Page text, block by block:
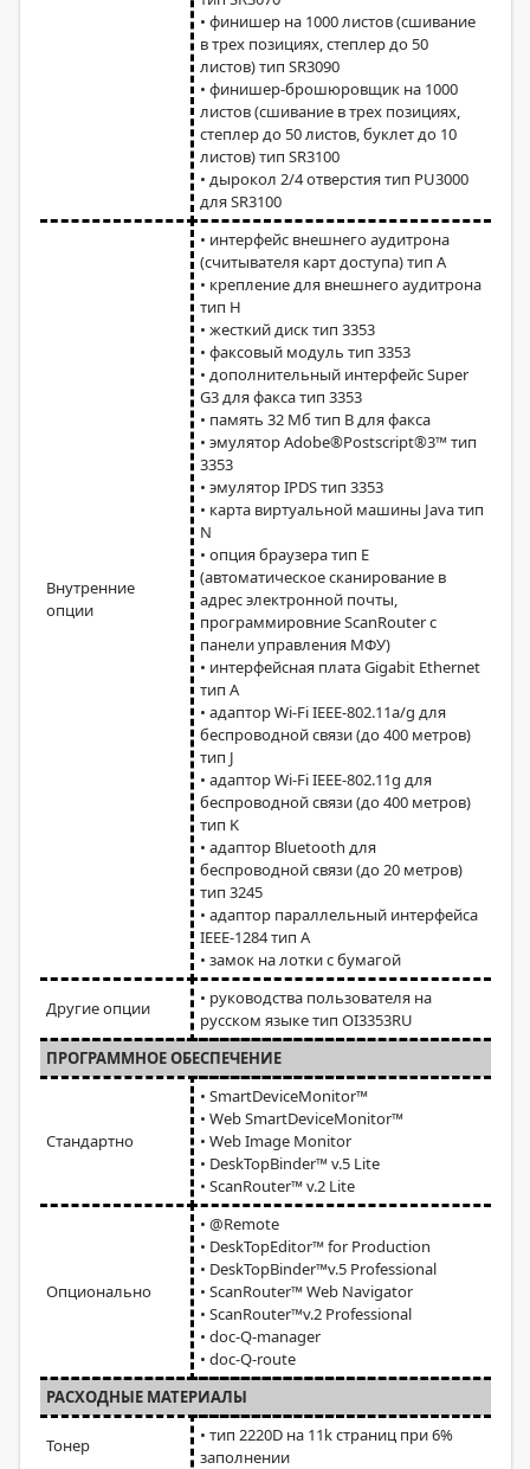
• финишер на 1000 листов (сшивание
в трех позициях, степлер до 50
листов) тип SR3090
• финишер-брошюровщик на 1000
листов (сшивание в трех позициях,
степлер до 50 листов, буклет до 10
листов) тип SR3100
• дырокол 2/4 отверстия тип PU3000
для SR3100
Внутренние
опции
• интерфейс внешнего аудитрона
(считывателя карт доступа) тип A
• крепление для внешнего аудитрона
тип H
• жесткий диск тип 3353
• факсовый модуль тип 3353
• дополнительный интерфейс Super
G3 для факса тип 3353
• память 32 Мб тип B для факса
• эмулятор Adobe®Postscript®3™ тип
3353
• эмулятор IPDS тип 3353
• карта виртуальной машины Java тип
N
• опция браузера тип E
(автоматическое сканирование в
адрес электронной почты,
программировние ScanRouter с
панели управления МФУ)
• интерфейсная плата Gigabit Ethernet
тип А
• адаптор Wi-Fi IEEE-802.11a/g для
беспроводной связи (до 400 метров)
тип J
• адаптор Wi-Fi IEEE-802.11g для
беспроводной связи (до 400 метров)
тип K
• адаптор Bluetooth для
беспроводной связи (до 20 метров)
тип 3245
• адаптор параллельный интерфейса
IEEE-1284 тип А
• замок на лотки с бумагой
Другие опции
• руководства пользователя на
русском языке тип OI3353RU
ПРОГРАММНОЕ ОБЕСПЕЧЕНИЕ
Стандартно
• SmartDeviceMonitor™
• Web SmartDeviceMonitor™
• Web Image Monitor
• DeskTopBinder™ v.5 Lite
• ScanRouter™ v.2 Lite
Опционально
• @Remote
• DeskTopEditor™ for Production
• DeskTopBinder™v.5 Professional
• ScanRouter™ Web Navigator
• ScanRouter™v.2 Professional
• doc-Q-manager
• doc-Q-route
РАСХОДНЫЕ МАТЕРИАЛЫ
Тонер
• тип 2220D на 11k страниц при 6%
заполнении